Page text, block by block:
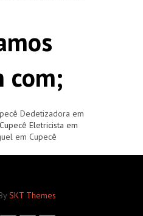
com;
Dedetizadora em
Eletricista em
em Cupecê
SKT Themes